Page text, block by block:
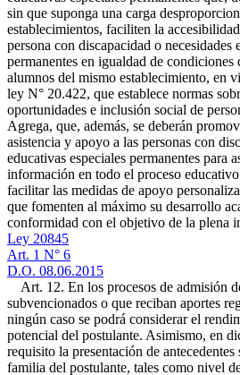
sin que suponga una carga
establecimientos, faciliten la
persona con discapacidad o necesidades
permanentes en igualdad de condiciones
alumnos del mismo establecimiento, en
ley N° 20.422, que establece normas
oportunidades e inclusión social de
Agrega, que, además, se deberán
asistencia y apoyo a las personas con
educativas especiales permanentes para
información en todo el proceso
facilitar las medidas de apoyo
que fomenten al máximo su desarrollo
conformidad con el objetivo de la plena
Ley 20845
Art. 1 N° 6
D.O. 08.06.2015
Art. 12. En los procesos de admisión
subvencionados o que reciban aportes
ningún caso se podrá considerar el
potencial del postulante. Asimismo, en
requisito la presentación de
familia del postulante, tales como nivel